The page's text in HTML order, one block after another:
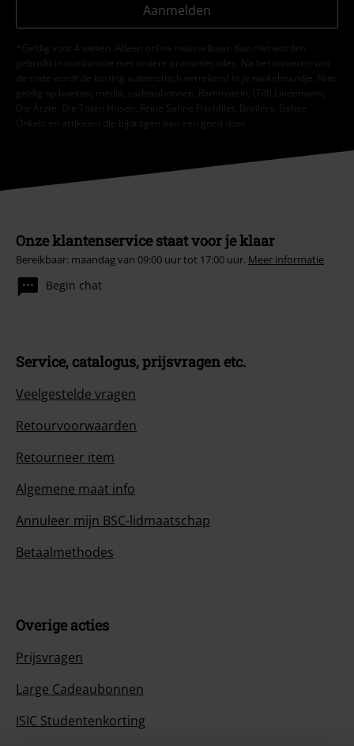
Aanmelden
*Geldig voor 4 weken. Alleen online inwisselbaar. Kan niet worden
gebruikt in combinatie met andere promotiecodes. Na het invoeren van
de code wordt de korting automatisch verrekend in je winkelmandje. Niet
geldig op boeken, media, cadeaubonnen, Rammstein, (Till) Lindemann,
Die Ärzte, Die Toten Hosen, Feine Sahne Fischfilet, Broilers, Böhse
Onkelz en artikelen die bijdragen aan een goed doel.
Onze klantenservice staat voor je klaar
Bereikbaar: maandag van 09:00 uur tot 17:00 uur. Meer informatie
Begin chat
Service, catalogus, prijsvragen etc.
Veelgestelde vragen
Retourvoorwaarden
Retourneer item
Algemene maat info
Annuleer mijn BSC-lidmaatschap
Betaalmethodes
Overige acties
Prijsvragen
Large Cadeaubonnen
ISIC Studentenkorting